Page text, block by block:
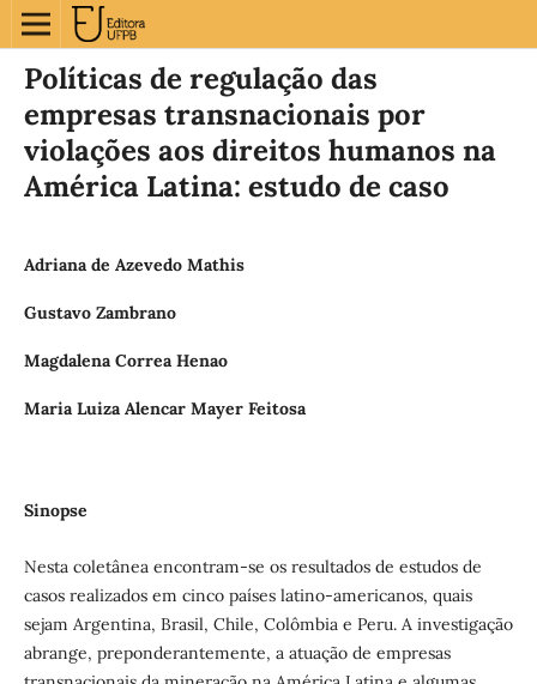
Políticas de regulação das
empresas transnacionais por
violações aos direitos humanos na
América Latina: estudo de caso
Adriana de Azevedo Mathis
Gustavo Zambrano
Magdalena Correa Henao
Maria Luiza Alencar Mayer Feitosa
Sinopse
Nesta coletânea encontram-se os resultados de estudos de
casos realizados em cinco países latino-americanos, quais
sejam Argentina, Brasil, Chile, Colômbia e Peru. A investigação
abrange, preponderantemente, a atuação de empresas